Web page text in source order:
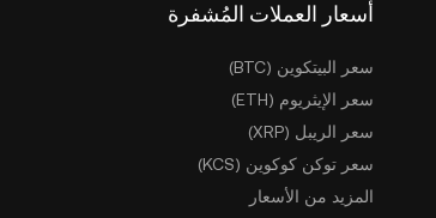
أسعار العملات المُشفرة
سعر البيتكوين (BTC)
سعر الإيثريوم (ETH)
سعر الريبل (XRP)
سعر توكن كوكوين (KCS)
المزيد من الأسعار